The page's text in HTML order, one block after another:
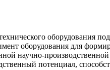
оборудования
оборудования для
научно-производственной
потенциал,